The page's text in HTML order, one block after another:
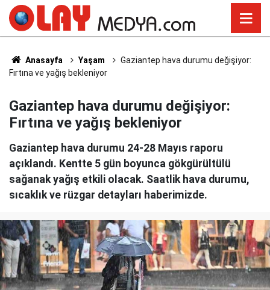
Anasayfa Yaşam
Gaziantep hava durumu değişiyor:
Fırtına ve yağış bekleniyor
Gaziantep hava durumu değişiyor:
Fırtına ve yağış bekleniyor
Gaziantep hava durumu 24-28 Mayıs raporu
açıklandı. Kentte 5 gün boyunca gökgürültülü
sağanak yağış etkili olacak. Saatlik hava durumu,
sıcaklık ve rüzgar detayları haberimizde.